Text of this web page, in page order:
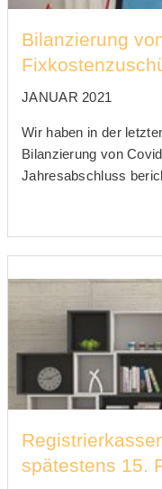
Bilanzierung
JANUAR 2021
Wir haben in der
Bilanzierung von
Jahresabschluss
spätestens 15.